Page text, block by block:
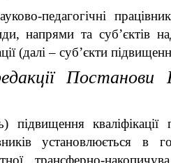
педагогічні
напрями та суб’єктів
(далі – суб’єкти
підвищення кваліфікації
установлюється в
трансферно-